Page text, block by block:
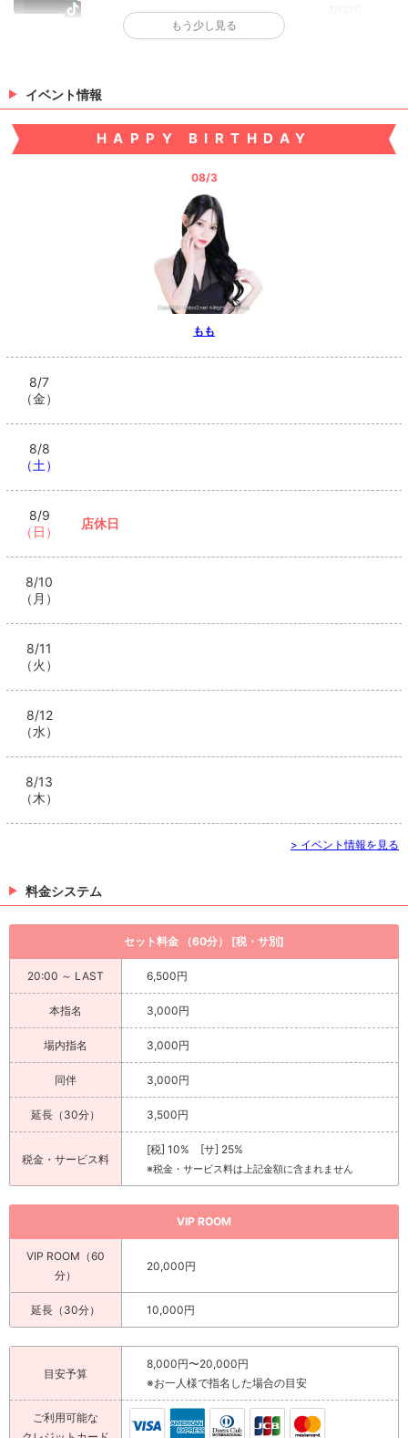
もう少し見る
イベント情報
HAPPY BIRTHDAY
08/3
もも
8/7
（金）
8/8
（土）
8/9
（日）
店休日
8/10
（月）
8/11
（火）
8/12
（水）
8/13
（木）
> イベント情報を見る
料金システム
セット料金 （60分） [税・サ別]
20:00 ～ LAST 6,500円
本指名 3,000円
場内指名 3,000円
同伴 3,000円
延長（30分） 3,500円
税金・サービス料
[税] 10% [サ] 25%
※税金・サービス料は上記金額に含まれません
VIP ROOM
VIP ROOM（60
分）
20,000円
延長（30分） 10,000円
目安予算
8,000円〜20,000円
※お一人様で指名した場合の目安
ご利用可能な